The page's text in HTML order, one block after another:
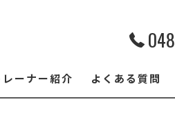
レーナー紹介 よくある質問